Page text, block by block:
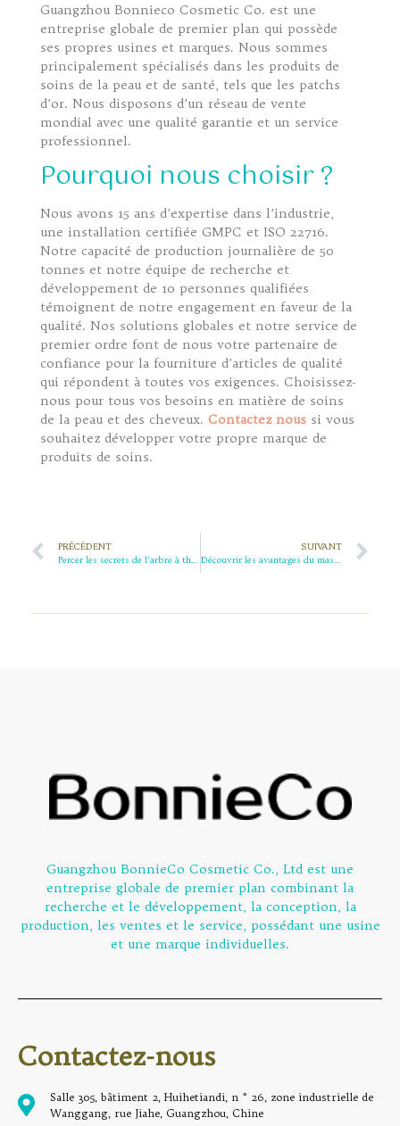
Guangzhou Bonnieco Cosmetic Co. est une
entreprise globale de premier plan qui possède
ses propres usines et marques. Nous sommes
principalement spécialisés dans les produits de
soins de la peau et de santé, tels que les patchs
d’or. Nous disposons d’un réseau de vente
mondial avec une qualité garantie et un service
professionnel.
Pourquoi nous choisir ?
Nous avons 15 ans d’expertise dans l’industrie,
une installation certifiée GMPC et ISO 22716.
Notre capacité de production journalière de 50
tonnes et notre équipe de recherche et
développement de 10 personnes qualifiées
témoignent de notre engagement en faveur de la
qualité. Nos solutions globales et notre service de
premier ordre font de nous votre partenaire de
confiance pour la fourniture d’articles de qualité
qui répondent à toutes vos exigences. Choisissez-
nous pour tous vos besoins en matière de soins
de la peau et des cheveux. Contactez nous si vous
souhaitez développer votre propre marque de
produits de soins.
PRÉCÉDENT
Percer les secrets de l’arbre à thé : comment cette herbe miracle australienne transforme votre peau
SUIVANT
Découvrir les avantages du masque de croissance capillaire au gingembre : Un examen approfondi
Guangzhou BonnieCo Cosmetic Co., Ltd est une
entreprise globale de premier plan combinant la
recherche et le développement, la conception, la
production, les ventes et le service, possédant une usine
et une marque individuelles.
Contactez-nous
Salle 305, bâtiment 2, Huihetiandi, n ° 26, zone industrielle de
Wanggang, rue Jiahe, Guangzhou, Chine